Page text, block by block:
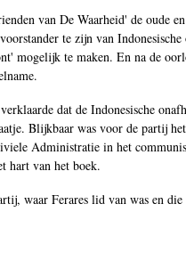
van De Waarheid' de oude
te zijn van
mogelijk te maken. En na de
dat de Indonesische
Blijkbaar was voor de partij
Administratie in het
hart van het boek.
waar Ferares lid van was en